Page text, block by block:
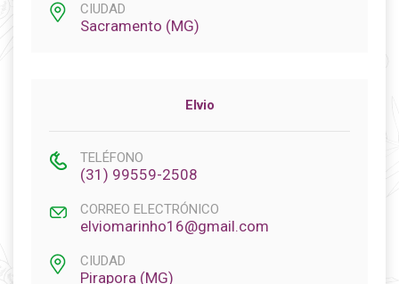
CIUDAD
Sacramento (MG)
Elvio
TELÉFONO
(31) 99559-2508
CORREO ELECTRÓNICO
elviomarinho16@gmail.com
CIUDAD
Pirapora (MG)